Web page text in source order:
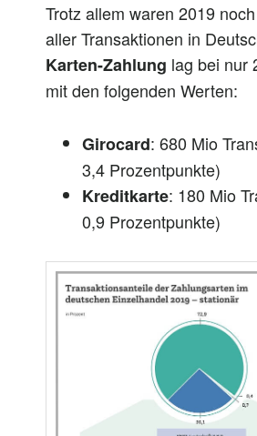
Trotz allem waren 2019
aller Transaktionen in
Karten-Zahlung lag bei nur
mit den folgenden Werten:
Girocard: 680 Mio
3,4 Prozentpunkte)
Kreditkarte: 180 Mio
0,9 Prozentpunkte)